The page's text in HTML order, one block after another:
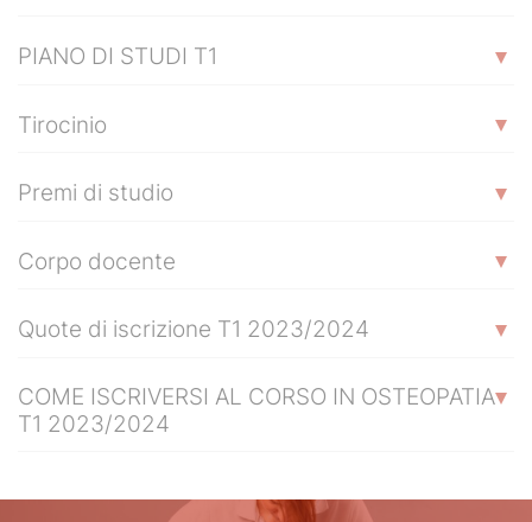
PIANO DI STUDI T1
Tirocinio
Premi di studio
Corpo docente
Quote di iscrizione T1 2023/2024
COME ISCRIVERSI AL CORSO IN OSTEOPATIA
T1 2023/2024